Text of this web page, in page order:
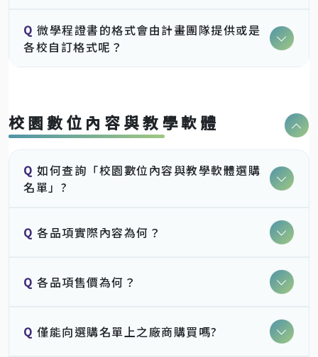
Q 微學程證書的格式會由計畫團隊提供或是
各校自訂格式呢？
校園數位內容與教學軟體
Q 如何查詢「校園數位內容與教學軟體選購
名單」?
Q 各品項實際內容為何？
Q 各品項售價為何？
Q 僅能向選購名單上之廠商購買嗎?